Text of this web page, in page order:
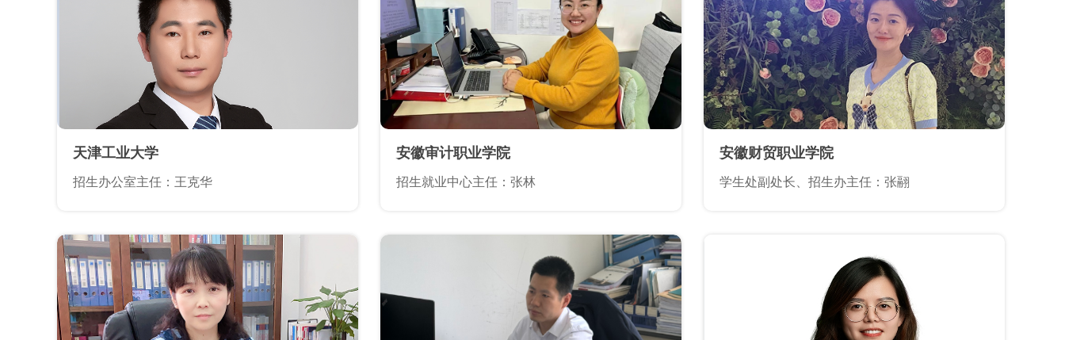
天津工业大学
招生办公室主任：王克华
安徽审计职业学院
招生就业中心主任：张林
安徽财贸职业学院
学生处副处长、招生办主任：张翮